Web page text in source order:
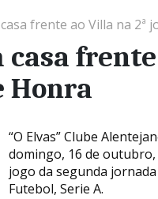
casa frente ao Villa na 2ª
casa
Honra
“O Elvas” Clube
domingo, 16 de
jogo da segunda
Futebol, Serie A.